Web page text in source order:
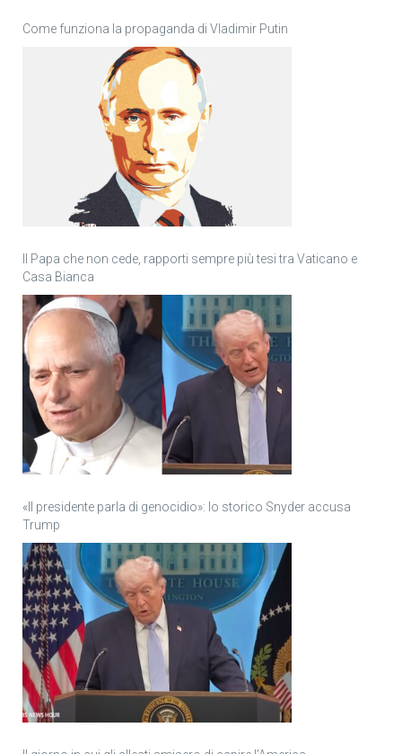
Come funziona la propaganda di Vladimir Putin
Il Papa che non cede, rapporti sempre più tesi tra Vaticano e
Casa Bianca
«Il presidente parla di genocidio»: lo storico Snyder accusa
Trump